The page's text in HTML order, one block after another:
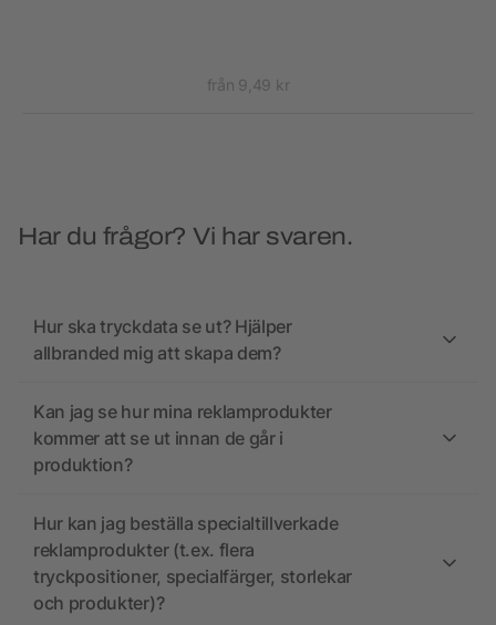
från 9,49 kr
Har du frågor? Vi har svaren.
Hur ska tryckdata se ut? Hjälper
allbranded mig att skapa dem?
Kan jag se hur mina reklamprodukter
kommer att se ut innan de går i
produktion?
Hur kan jag beställa specialtillverkade
reklamprodukter (t.ex. flera
tryckpositioner, specialfärger, storlekar
och produkter)?